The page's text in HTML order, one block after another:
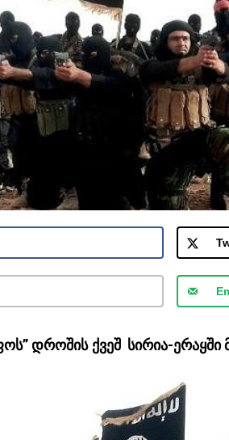
დროშის ქვეშ სირია-